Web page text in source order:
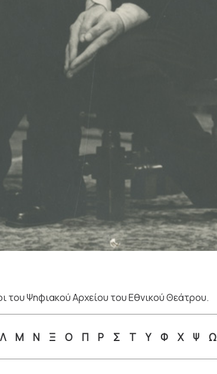
του Ψηφιακού Αρχείου του Εθνικού Θεάτρου.
Λ Μ Ν Ξ Ο Π Ρ Σ Τ Υ Φ Χ Ψ Ω